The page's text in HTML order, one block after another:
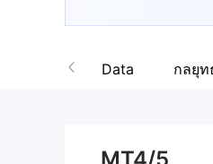
WikiFX Data กลยุท